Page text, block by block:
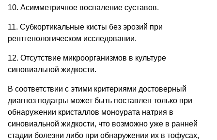
10. Асимметричное воспаление суставов.
11. Субкортикальные кисты без эрозий при
рентгенологическом исследовании.
12. Отсутствие микроорганизмов в культуре
синовиальной жидкости.
В соответствии с этими критериями достоверный
диагноз подагры может быть поставлен только при
обнаружении кристаллов моноурата натрия в
синовиальной жидкости, что возможно уже в ранней
стадии болезни либо при обнаружении их в тофусах,